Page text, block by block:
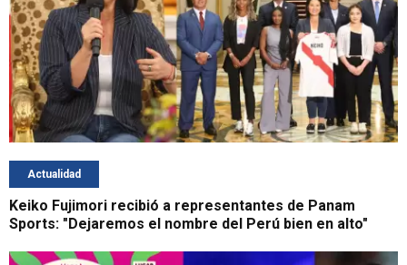
Actualidad
Keiko Fujimori recibió a representantes de Panam
Sports: "Dejaremos el nombre del Perú bien en alto"